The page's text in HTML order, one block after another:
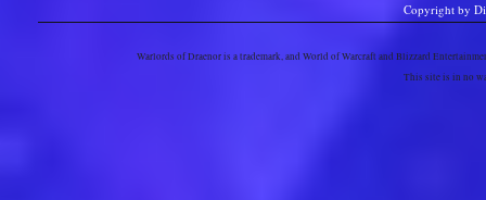
Copyright by
Warlords of Draenor is a trademark, and World of Warcraft and Blizzard
This site is in no